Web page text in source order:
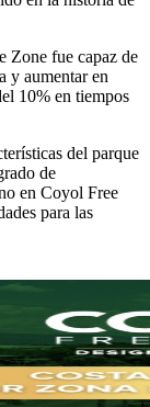
Zone fue capaz de
y aumentar en
10% en tiempos
del parque
de
en Coyol Free
para las